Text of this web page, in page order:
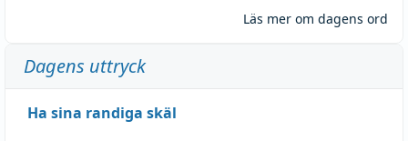
Läs mer om dagens ord
Dagens uttryck
Ha sina randiga skäl